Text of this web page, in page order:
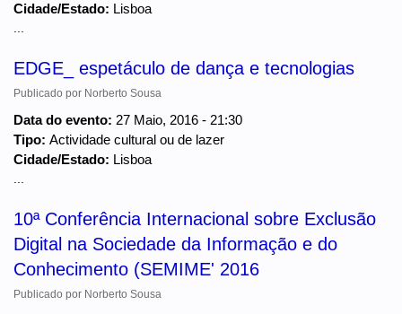
Cidade/Estado: Lisboa
EDGE_ espetáculo de dança e tecnologias
Publicado por Norberto Sousa
Data do evento: 27 Maio, 2016 - 21:30
Tipo: Actividade cultural ou de lazer
Cidade/Estado: Lisboa
10ª Conferência Internacional sobre Exclusão
Digital na Sociedade da Informação e do
Conhecimento (SEMIME' 2016
Publicado por Norberto Sousa